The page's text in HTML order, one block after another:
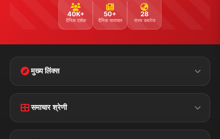
40K+
दैनिक दर्शक
50+
दैनिक समाचार
28
राज्य कवरेज
मुख्य लिंक्स
Disclaimer
Terms &
समाचार श्रेणी